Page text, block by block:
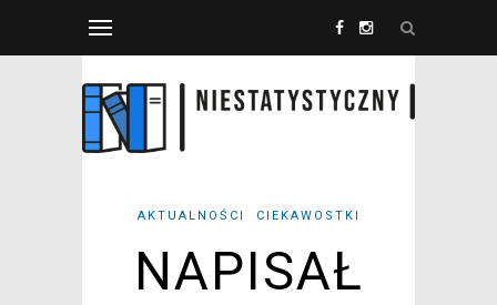
AKTUALNOŚCI CIEKAWOSTKI
NAPISAŁ